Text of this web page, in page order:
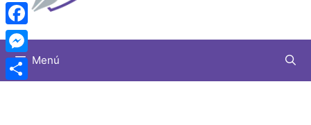
Menú
WhatsApp
Facebook
Messenger